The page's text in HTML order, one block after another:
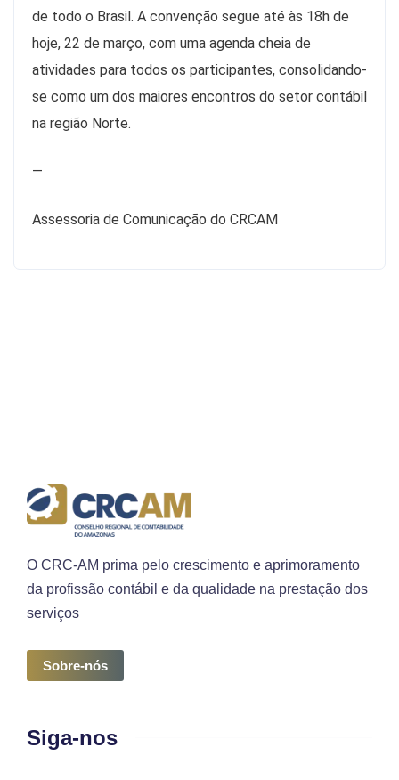
de todo o Brasil. A convenção segue até às 18h de
hoje, 22 de março, com uma agenda cheia de
atividades para todos os participantes, consolidando-
se como um dos maiores encontros do setor contábil
na região Norte.
—
Assessoria de Comunicação do CRCAM
O CRC-AM prima pelo crescimento e aprimoramento
da profissão contábil e da qualidade na prestação dos
serviços
Sobre-nós
Siga-nos